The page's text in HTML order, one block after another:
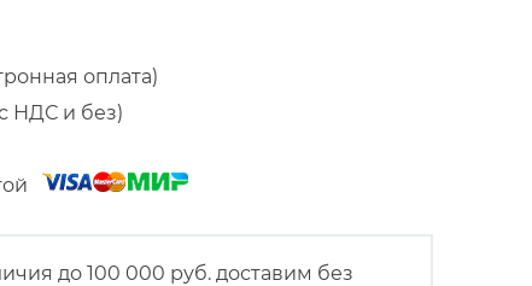
оплата)
НДС и без)
до 100 000 руб. доставим без